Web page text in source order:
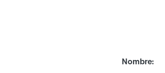
Nombre: